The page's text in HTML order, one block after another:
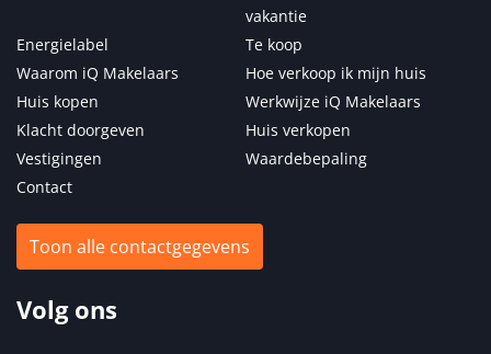
vakantie
Energielabel
Te koop
Waarom iQ Makelaars
Hoe verkoop ik mijn huis
Huis kopen
Werkwijze iQ Makelaars
Klacht doorgeven
Huis verkopen
Vestigingen
Waardebepaling
Contact
Toon alle contactgegevens
Volg ons